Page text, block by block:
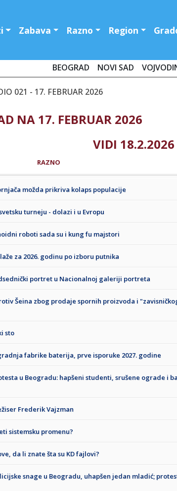
Zabava Razno Region
BEOGRAD NOVI SAD
021 - 17. FEBRUAR 2026
NA 17. FEBRUAR 2026
VIDI 18.2.2026
RAZNO
možda prikriva kolaps populacije
turneju - dolazi i u Evropu
roboti sada su i kung fu majstori
za 2026. godinu po izboru putnika
portret u Nacionalnoj galeriji portreta
Šeina zbog prodaje spornih proizvoda i
sto
fabrike baterija, prve isporuke 2027. godine
u Beogradu: hapšeni studenti, srušene ograde i
Frederik Vajzman
sistemsku promenu?
da li znate šta su KD fajlovi?
snage u Beogradu, uhapšen jedan mladić;